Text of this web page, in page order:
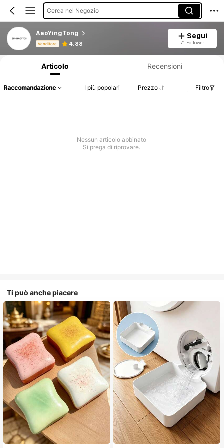
Cerca nel Negozio
AaoYingTong
Venditore 4.88
Segui
71 Follower
Articolo Recensioni
Raccomandazione I più popolari Prezzo Filtro
Nessun articolo abbinato
Si prega di riprovare.
Ti può anche piacere